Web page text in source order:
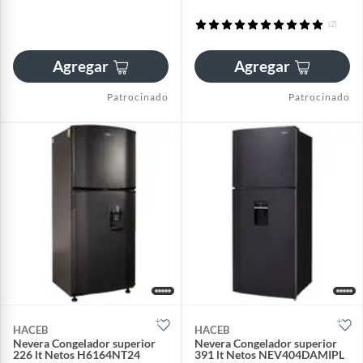
Agregar
Patrocinado
(2)
Agregar
Patrocinado
HACEB
Nevera Congelador superior
226 lt Netos H6164NT24
HACEB
Nevera Congelador superior
391 lt Netos NEV404DAMIPL